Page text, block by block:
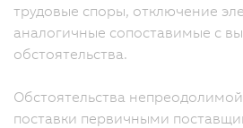
трудовые споры, отключение
аналогичные сопоставимые с
обстоятельства.
Обстоятельства
поставки первичными